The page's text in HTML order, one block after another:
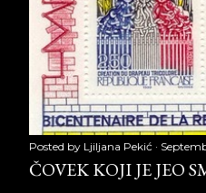
Posted by Ljiljana Pekić
ČOVEK KOJI JE JEO